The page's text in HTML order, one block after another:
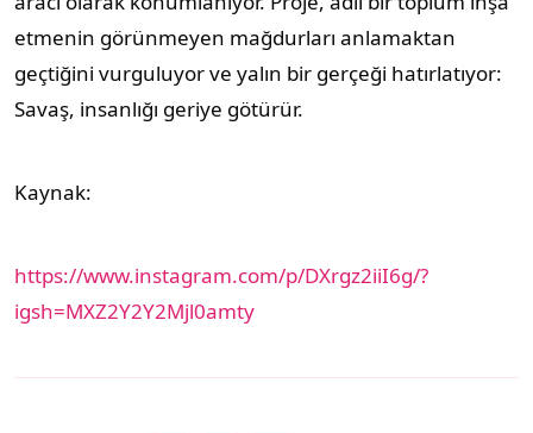
etmenin görünmeyen mağdurları anlamaktan
geçtiğini vurguluyor ve yalın bir gerçeği hatırlatıyor:
Savaş, insanlığı geriye götürür.
Kaynak:
https://www.instagram.com/p/DXrgz2iiI6g/?
igsh=MXZ2Y2Y2Mjl0amty